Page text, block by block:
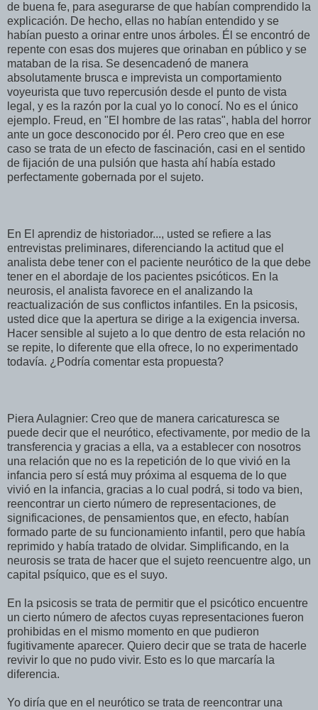
de buena fe, para asegurarse de que habían comprendido la
explicación. De hecho, ellas no habían entendido y se
habían puesto a orinar entre unos árboles. Él se encontró de
repente con esas dos mujeres que orinaban en público y se
mataban de la risa. Se desencadenó de manera
absolutamente brusca e imprevista un comportamiento
voyeurista que tuvo repercusión desde el punto de vista
legal, y es la razón por la cual yo lo conocí. No es el único
ejemplo. Freud, en "El hombre de las ratas", habla del horror
ante un goce desconocido por él. Pero creo que en ese
caso se trata de un efecto de fascinación, casi en el sentido
de fijación de una pulsión que hasta ahí había estado
perfectamente gobernada por el sujeto.
En El aprendiz de historiador..., usted se refiere a las
entrevistas preliminares, diferenciando la actitud que el
analista debe tener con el paciente neurótico de la que debe
tener en el abordaje de los pacientes psicóticos. En la
neurosis, el analista favorece en el analizando la
reactualización de sus conflictos infantiles. En la psicosis,
usted dice que la apertura se dirige a la exigencia inversa.
Hacer sensible al sujeto a lo que dentro de esta relación no
se repite, lo diferente que ella ofrece, lo no experimentado
todavía. ¿Podría comentar esta propuesta?
Piera Aulagnier: Creo que de manera caricaturesca se
puede decir que el neurótico, efectivamente, por medio de la
transferencia y gracias a ella, va a establecer con nosotros
una relación que no es la repetición de lo que vivió en la
infancia pero sí está muy próxima al esquema de lo que
vivió en la infancia, gracias a lo cual podrá, si todo va bien,
reencontrar un cierto número de representaciones, de
significaciones, de pensamientos que, en efecto, habían
formado parte de su funcionamiento infantil, pero que había
reprimido y había tratado de olvidar. Simplificando, en la
neurosis se trata de hacer que el sujeto reencuentre algo, un
capital psíquico, que es el suyo.
En la psicosis se trata de permitir que el psicótico encuentre
un cierto número de afectos cuyas representaciones fueron
prohibidas en el mismo momento en que pudieron
fugitivamente aparecer. Quiero decir que se trata de hacerle
revivir lo que no pudo vivir. Esto es lo que marcaría la
diferencia.
Yo diría que en el neurótico se trata de reencontrar una